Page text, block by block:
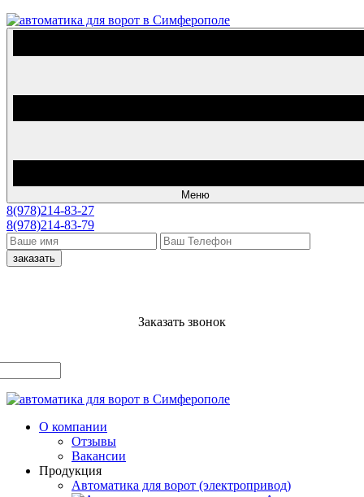
Меню
8(978)214-83-27
8(978)214-83-79
заказать
Заказать звонок
О компании
Отзывы
Вакансии
Продукция
Автоматика для ворот (электропривод)